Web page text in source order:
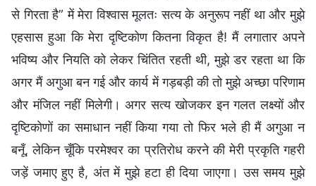
से गिरता है” में मेरा विश्वास मूलतः सत्य के अनुरूप नहीं था और मुझे
एहसास हुआ कि मेरा दृष्टिकोण कितना विकृत है! मैं लगातार अपने
भविष्य और नियति को लेकर चिंतित रहती थी, मुझे डर रहता था कि
अगर मैं अगुआ बन गई और कार्य में गड़बड़ी की तो मुझे अच्छा परिणाम
और मंजिल नहीं मिलेगी। अगर सत्य खोजकर इन गलत लक्ष्यों और
दृष्टिकोणों का समाधान नहीं किया गया तो फिर भले ही मैं अगुआ न
बनूँ, लेकिन चूँकि परमेश्वर का प्रतिरोध करने की मेरी प्रकृति गहरी
जड़ें जमाए हुए है, अंत में मुझे हटा ही दिया जाएगा। उस समय मुझे